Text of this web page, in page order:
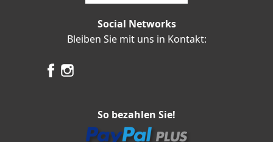
Social Networks
Bleiben Sie mit uns in Kontakt:
So bezahlen Sie!